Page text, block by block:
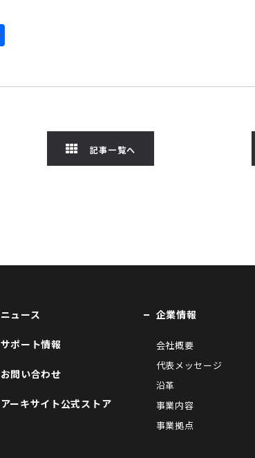
記事一覧へ
ニュース
サポート情報
お問い合わせ
アーキサイト公式ストア
企業情報
会社概要
代表メッセージ
沿革
事業内容
事業拠点